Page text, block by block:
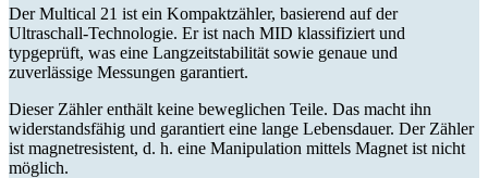
Der Multical 21 ist ein Kompaktzähler, basierend auf der
Ultraschall-Technologie. Er ist nach MID klassifiziert und
typgeprüft, was eine Langzeitstabilität sowie genaue und
zuverlässige Messungen garantiert.
Dieser Zähler enthält keine beweglichen Teile. Das macht ihn
widerstandsfähig und garantiert eine lange Lebensdauer. Der Zähler
ist magnetresistent, d. h. eine Manipulation mittels Magnet ist nicht
möglich.